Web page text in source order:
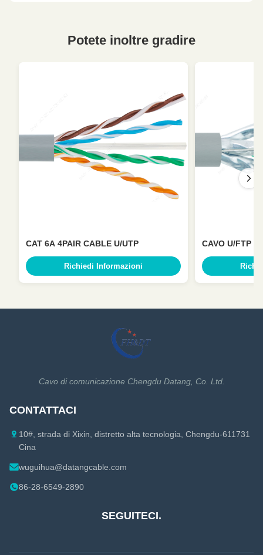
Potete inoltre gradire
CAT 6A 4PAIR CABLE U/UTP
Richiedi Informazioni
CAVO U/FTP
Cavo di comunicazione Chengdu Datang, Co. Ltd.
CONTATTACI
10#, strada di Xixin, distretto alta tecnologia, Chengdu-611731
Cina
wuguihua@datangcable.com
86-28-6549-2890
SEGUITECI.